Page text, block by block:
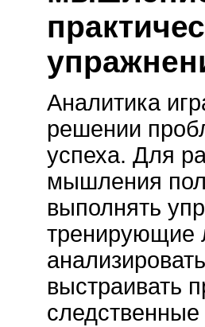
Аналитика
решении
успеха. Для
мышления
выполнять
тренирующие
выстраивать
следственные